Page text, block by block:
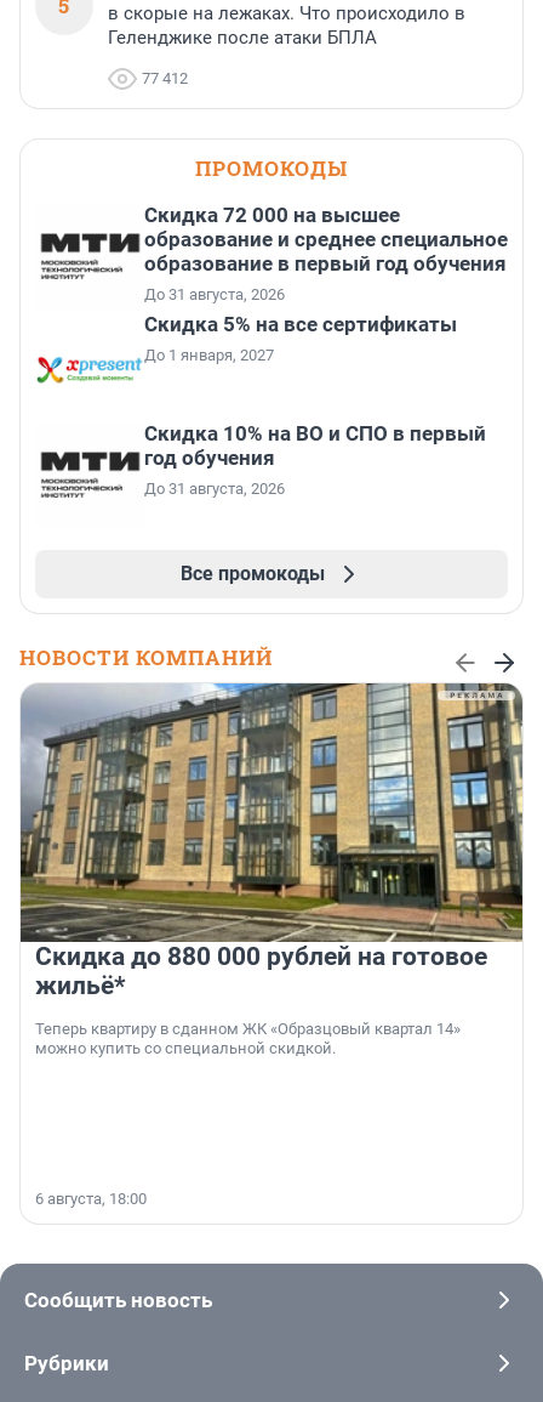
в скорые на лежаках. Что происходило в
Геленджике после атаки БПЛА
77 412
ПРОМОКОДЫ
Скидка 72 000 на высшее
образование и среднее специальное
образование в первый год обучения
До 31 августа, 2026
Скидка 5% на все сертификаты
До 1 января, 2027
Скидка 10% на ВО и СПО в первый
год обучения
До 31 августа, 2026
Все промокоды
НОВОСТИ КОМПАНИЙ
Скидка до 880 000 рублей на готовое
жильё*
Теперь квартиру в сданном ЖК «Образцовый квартал 14»
можно купить со специальной скидкой.
6 августа, 18:00
Сообщить новость
Рубрики